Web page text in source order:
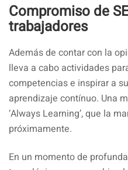
Compromiso de
trabajadores
Además de contar con la
lleva a cabo actividades
competencias e inspirar a
aprendizaje contínuo. Una
‘Always Learning’, que la
próximamente.
En un momento de